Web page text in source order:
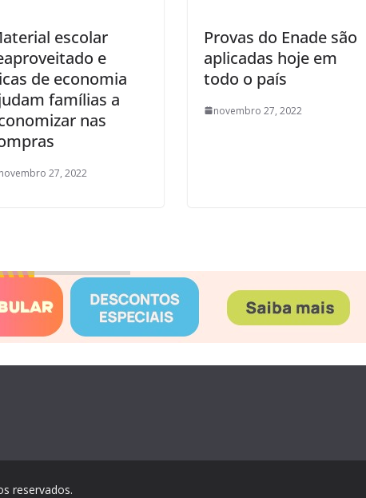
escolar
e
de economia
famílias a
nas
novembro 27, 2022
Provas do Enade são
aplicadas hoje em
todo o país
novembro 27, 2022
reservados.